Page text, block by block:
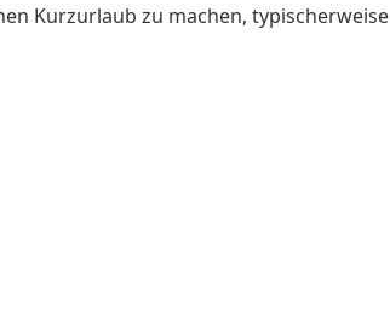
Kurzurlaub zu machen, typischerweise